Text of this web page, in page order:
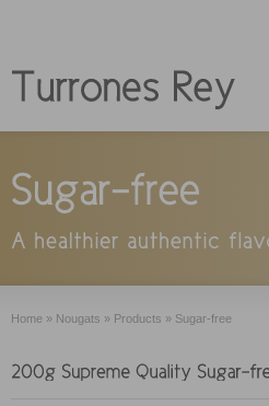
Home » Nougats » Products » Sugar-free